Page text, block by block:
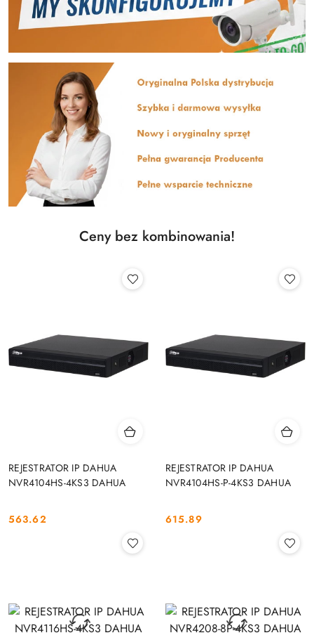
Ceny bez kombinowania!
REJESTRATOR IP DAHUA
NVR4104HS-4KS3 DAHUA
Cena:
563.62
REJESTRATOR IP DAHUA
NVR4104HS-P-4KS3 DAHUA
Cena:
615.89